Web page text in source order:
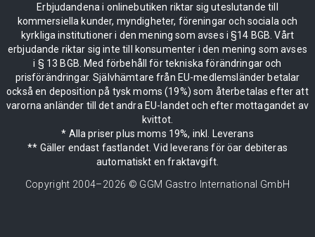
Erbjudandena i onlinebutiken riktar sig uteslutande till
kommersiella kunder, myndigheter, föreningar och sociala och
kyrkliga institutioner i den mening som avses i §14 BGB. Vårt
erbjudande riktar sig inte till konsumenter i den mening som avses
i § 13 BGB. Med förbehåll för tekniska förändringar och
prisförändringar. Självhämtare från EU-medlemsländer betalar
också en deposition på tysk moms (19%) som återbetalas efter att
varorna anländer till det andra EU-landet och efter mottagandet av
kvittot.
* Alla priser plus moms 19%, inkl. Leverans
** Gäller endast fastlandet. Vid leverans för öar debiteras
automatiskt en fraktavgift.
Copyright 2004–2026 © GGM Gastro International GmbH